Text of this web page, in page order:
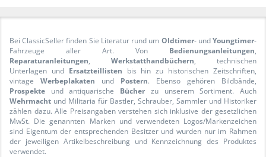
Bei ClassicSeller finden Sie Literatur rund um Oldtimer- undYoungtimer-
Fahrzeuge aller Art. Von Bedienungsanleitungen,
Reparaturanleitungen, Werkstatthandbüchern, technischen
Unterlagen und Ersatzteillisten bis hin zu historischen Zeitschriften,
vintage Werbeplakaten und Postern. Ebenso gehören Bildbände,
Prospekte und antiquarische Bücher zu unserem Sortiment. Auch
Wehrmacht und Militaria für Bastler, Schrauber, Sammler und Historiker
zählen dazu. Alle Preisangaben verstehen sich inklusive der gesetzlichen
MwSt. Die genannten Marken und verwendeten Logos/Markenzeichen
sind Eigentum der entsprechenden Besitzer und wurden nur im Rahmen
der jeweiligen Artikelbeschreibung und Kennzeichnung des Produktes
verwendet.